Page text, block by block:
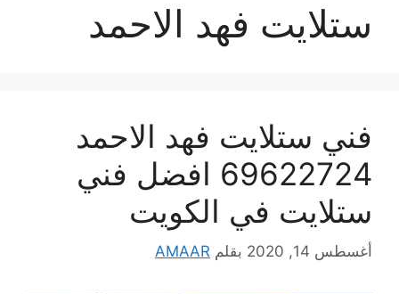
ستلايت فهد الاحمد
فني ستلايت فهد الاحمد
69622724 افضل فني
ستلايت في الكويت
أغسطس 14, 2020 بقلم AMAAR